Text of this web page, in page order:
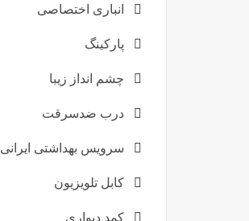
انباری اختصاصی
پارکینگ
چشم انداز زیبا
درب ضدسرقت
سرویس بهداشتی ایرانی
کابل تلویزیون
کمد دیواری